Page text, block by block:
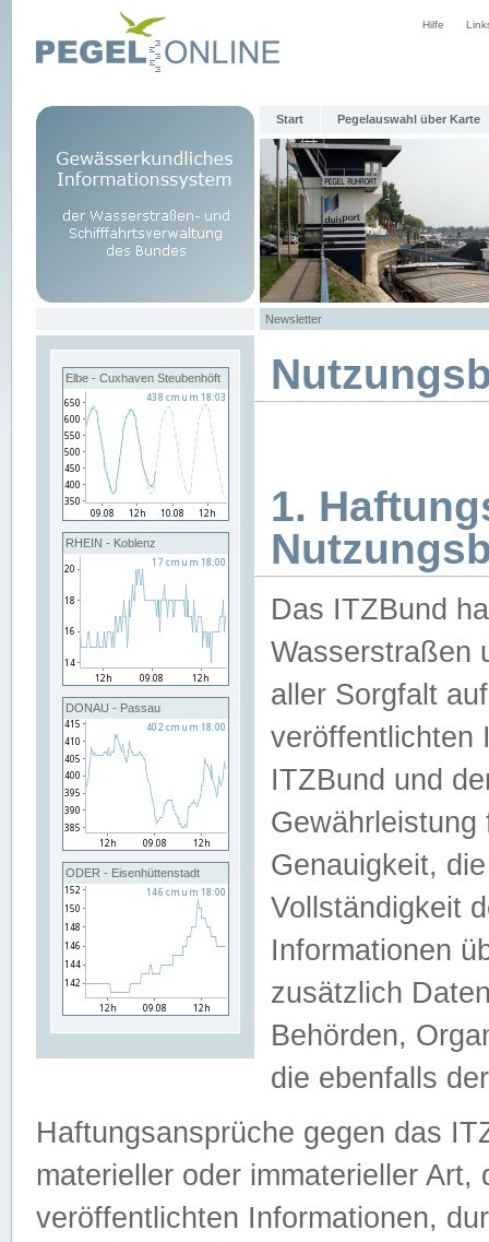
Hilfe
Start Pegelauswahl über Karte
Newsletter
Elbe - Cuxhaven Steubenhöft
RHEIN - Koblenz
DONAU - Passau
ODER - Eisenhüttenstadt
1.
Das ITZBund
Wasserstraßen
aller Sorgfalt
veröffentlichten
ITZBund und
Genauigkeit,
Vollständigkeit
Informationen
zusätzlich
Behörden,
die ebenfalls
Haftungsansprüche gegen das
materieller oder immaterieller
veröffentlichten Informationen,